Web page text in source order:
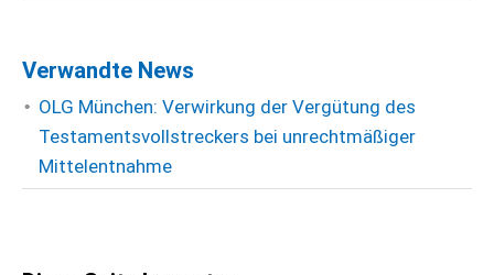
Verwandte News
OLG München: Verwirkung der Vergütung des
Testamentsvollstreckers bei unrechtmäßiger
Mittelentnahme